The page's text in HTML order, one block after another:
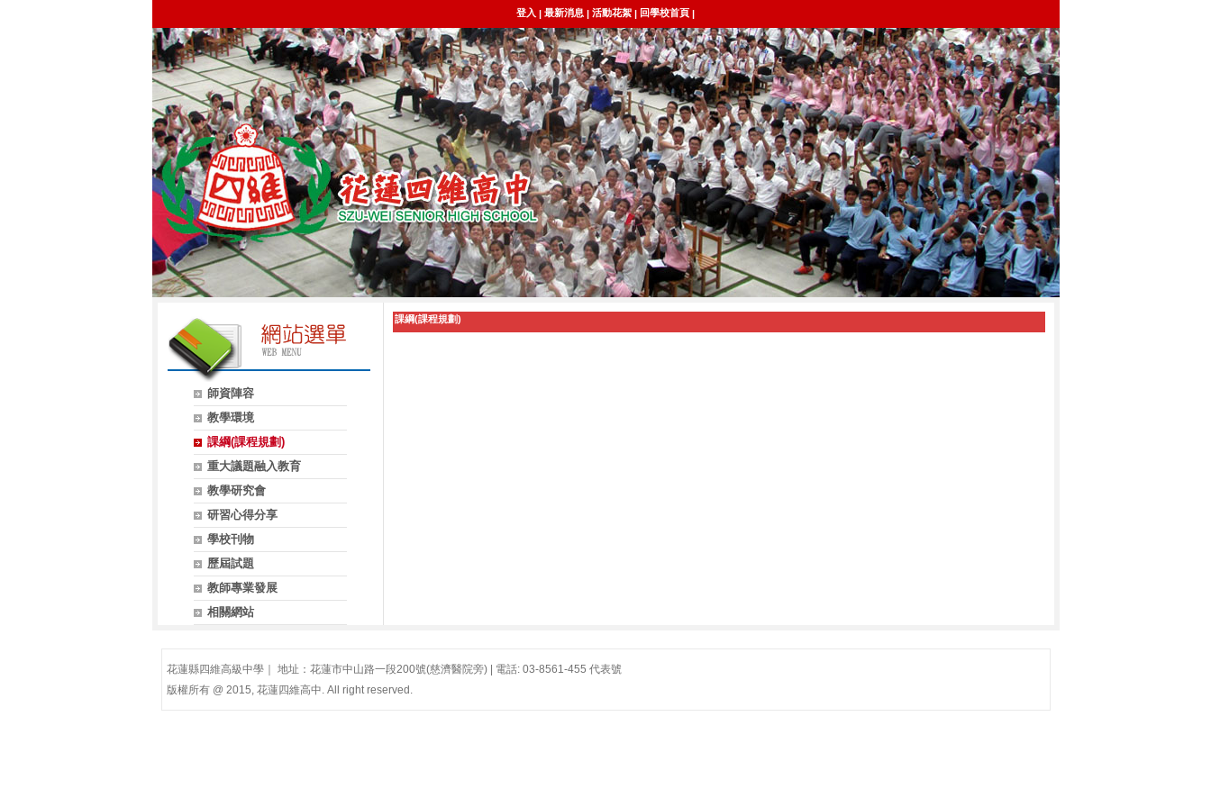
登入 | 最新消息 | 活動花絮 | 回學校首頁 |
師資陣容
教學環境
課綱(課程規劃)
重大議題融入教育
教學研究會
研習心得分享
學校刊物
歷屆試題
教師專業發展
相關網站
課綱(課程規劃)
花蓮縣四維高級中學｜ 地址：花蓮市中山路一段200號(慈濟醫院旁) | 電話: 03-8561-455 代表號
版權所有 @ 2015, 花蓮四維高中. All right reserved.